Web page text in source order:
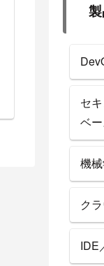
セ
ベ
機
ク
IDE